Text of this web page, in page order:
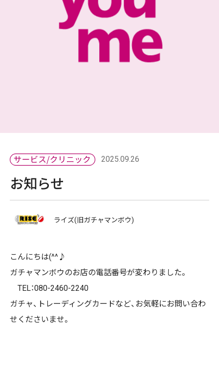
2025.09.26
お知らせ
ライズ(旧ガチャマンボウ)
こんにちは(^^♪
ガチャマンボウのお店の電話番号が変わりました。
TEL：080-2460-2240
ガチャ、トレーディングカードなど、お気軽にお問い合わ
せくださいませ。